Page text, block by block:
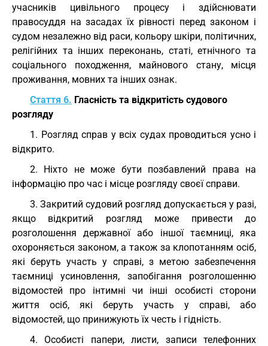
учасників цивільного процесу і здійснювати
правосуддя на засадах їх рівності перед законом і
судом незалежно від раси, кольору шкіри, політичних,
релігійних та інших переконань, статі, етнічного та
соціального походження, майнового стану, місця
проживання, мовних та інших ознак.
Стаття 6. Гласність та відкритість судового
розгляду
1. Розгляд справ у всіх судах проводиться усно і
відкрито.
2. Ніхто не може бути позбавлений права на
інформацію про час і місце розгляду своєї справи.
3. Закритий судовий розгляд допускається у разі,
якщо відкритий розгляд може привести до
розголошення державної або іншої таємниці, яка
охороняється законом, а також за клопотанням осіб,
які беруть участь у справі, з метою забезпечення
таємниці усиновлення, запобігання розголошенню
відомостей про інтимні чи інші особисті сторони
життя осіб, які беруть участь у справі, або
відомостей, що принижують їх честь і гідність.
4. Особисті папери, листи, записи телефонних